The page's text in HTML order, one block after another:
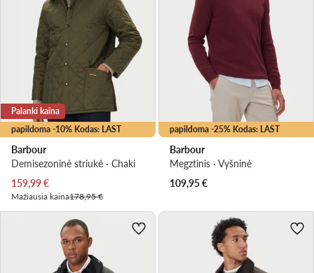
papildoma -10% Kodas: LAST
Palanki kaina
Barbour
Demisezoninė striukė · Chaki
Dabartinė kaina
159,99€
Mažiausia kaina178,95 €
papildoma -25% Kodas: LAST
Barbour
Megztinis · Vyšninė
109,95€